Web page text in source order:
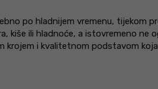
po hladnijem vremenu, tijekom
kiše ili hladnoće, a istovremeno ne
krojem i kvalitetnom podstavom